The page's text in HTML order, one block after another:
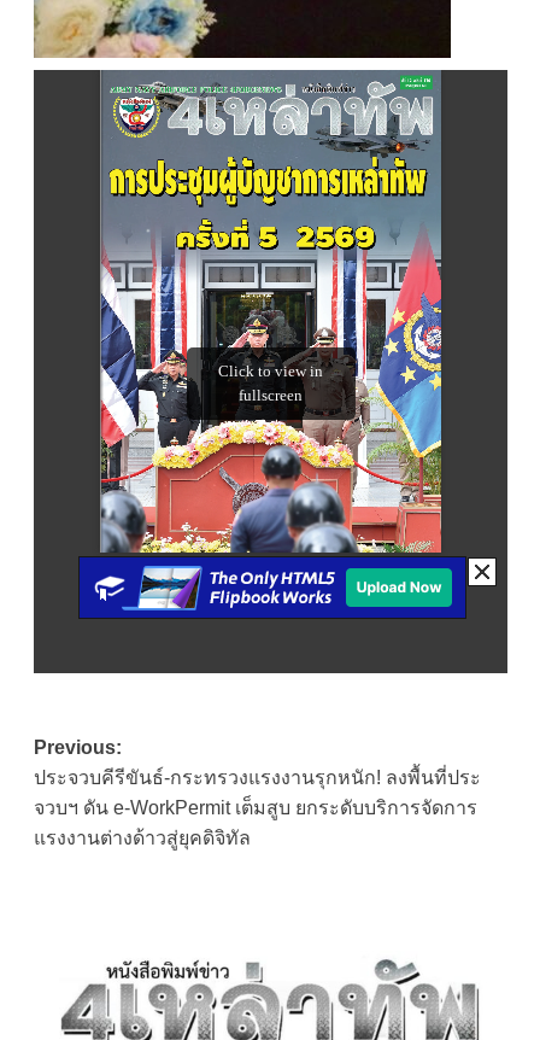
Post
navigation
Previous:
ประจวบคีรีขันธ์-กระทรวงแรงงานรุกหนัก! ลงพื้นที่ประ
จวบฯ ดัน e-WorkPermit เต็มสูบ ยกระดับบริการจัดการ
แรงงานต่างด้าวสู่ยุคดิจิทัล